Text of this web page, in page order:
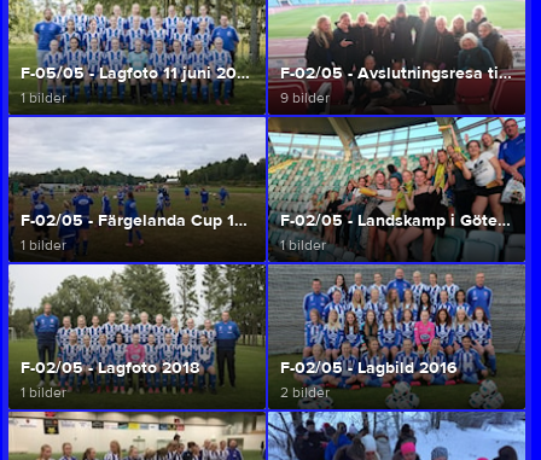
Nossebro IF
Följ oss för uppdateringar
Följ
F-05/05 - Lagfoto 11 juni 2019
1 bilder
F-02/05 - Avslutningsresa till Göteborg 7 okt 2018
9 bilder
F-02/05 - Färgelanda Cup 13 aug 2018
1 bilder
F-02/05 - Landskamp i Göteborg 11 juni 2018
1 bilder
F-02/05 - Lagfoto 2018
1 bilder
F-02/05 - Lagbild 2016
2 bilder